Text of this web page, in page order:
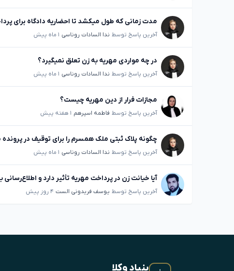
مدت زمانی که طول میکشد تا احضاریه دادگاه برای
آخرین پاسخ توسط ندا السادات روناسی ۱ ماه پیش
در چه مواردی مهریه به زن تعلق نمیگیرد؟
آخرین پاسخ توسط ندا السادات روناسی ۱ ماه پیش
مجازات فرار از دین مهریه چیست؟
آخرین پاسخ توسط فاطمه اسپرهم ۱ هفته پیش
چگونه پلاک ثبتی ملک همسرم را برای توقیف در پرونده
آخرین پاسخ توسط ندا السادات روناسی ۱ ماه پیش
آیا خیانت زن در پرداخت مهریه تأثیر دارد و
آخرین پاسخ توسط یوسف فریدونی الست ۴ روز پیش
بنیادِ وکلا